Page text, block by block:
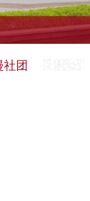
社团